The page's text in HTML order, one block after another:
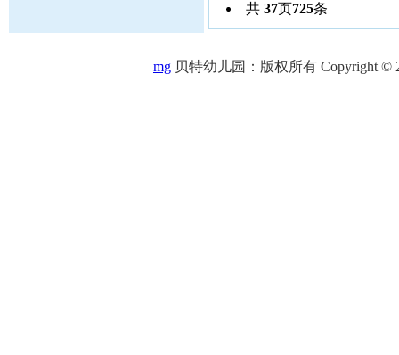
共 37页725条
mg 贝特幼儿园：版权所有 Copyright ©